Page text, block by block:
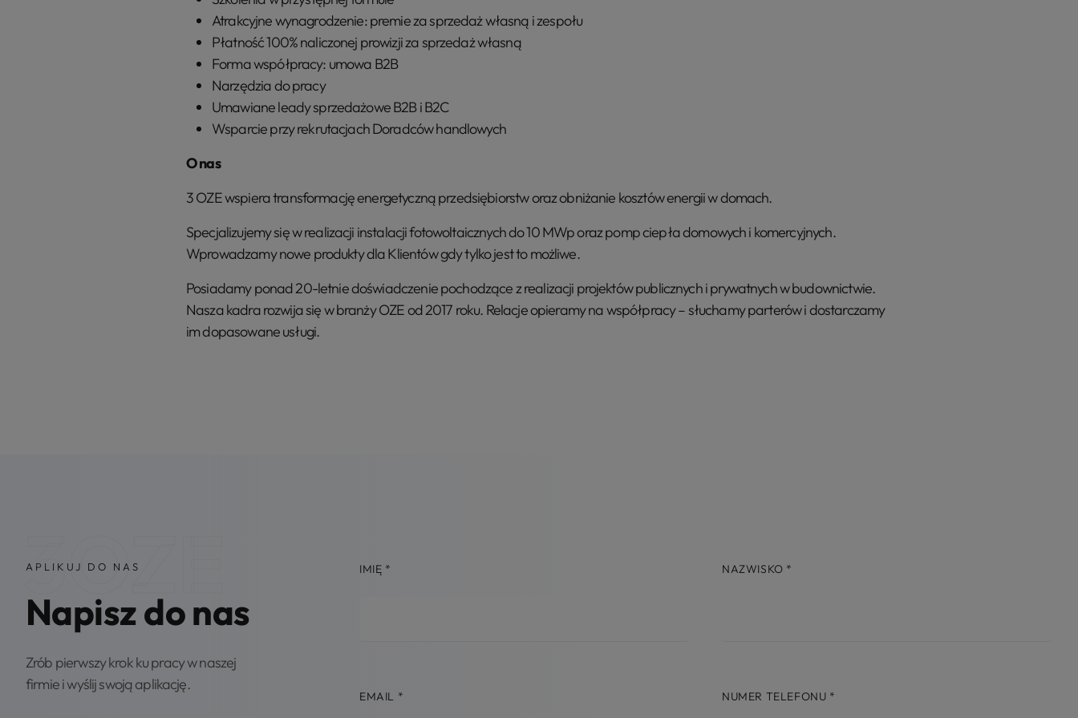
Atrakcyjne wynagrodzenie: premie za sprzedaż własną i zespołu
Płatność 100% naliczonej prowizji za sprzedaż własną
Forma współpracy: umowa B2B
Narzędzia do pracy
Umawiane leady sprzedażowe B2B i B2C
Wsparcie przy rekrutacjach Doradców handlowych
O nas
3 OZE wspiera transformację energetyczną przedsiębiorstw oraz obniżanie kosztów energii w domach.
Specjalizujemy się w realizacji instalacji fotowoltaicznych do 10 MWp oraz pomp ciepła domowych i komercyjnych.
Wprowadzamy nowe produkty dla Klientów gdy tylko jest to możliwe.
Posiadamy ponad 20-letnie doświadczenie pochodzące z realizacji projektów publicznych i prywatnych w budownictwie.
Nasza kadra rozwija się w branży OZE od 2017 roku. Relacje opieramy na współpracy – słuchamy parterów i dostarczamy
im dopasowane usługi.
APLIKUJ DO NAS
Napisz do nas
Zrób pierwszy krok ku pracy w naszej
firmie i wyślij swoją aplikację.
3OZE IMIĘ * NAZWISKO *
EMAIL * NUMER TELEFONU *